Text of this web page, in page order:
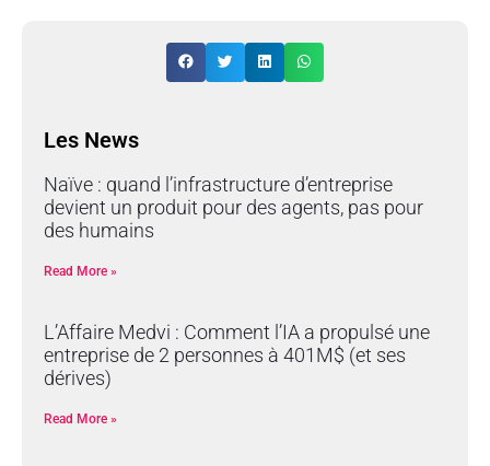
Les News
Naïve : quand l’infrastructure d’entreprise
devient un produit pour des agents, pas pour
des humains
Read More »
L’Affaire Medvi : Comment l’IA a propulsé une
entreprise de 2 personnes à 401M$ (et ses
dérives)
Read More »